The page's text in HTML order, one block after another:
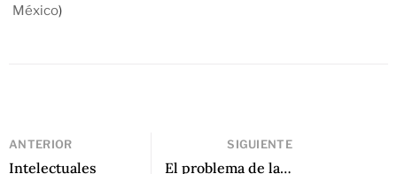
México)
ANTERIOR
Intelectuales
SIGUIENTE
El problema de la poesía que sí se entiende